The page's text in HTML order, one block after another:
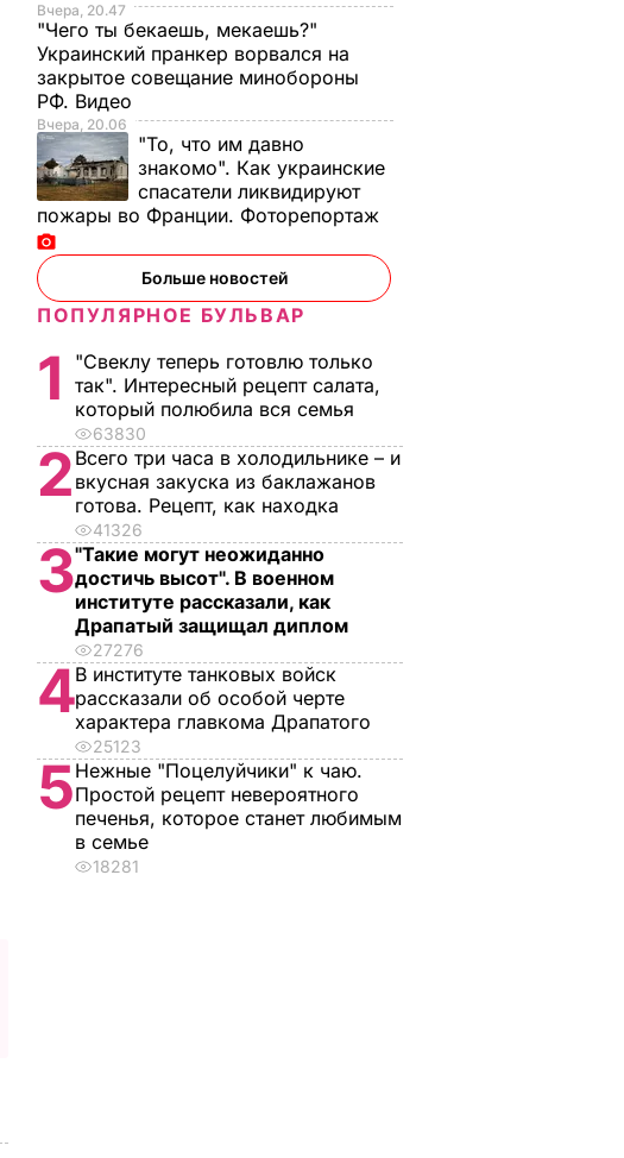
Вчера, 20.47
"Чего ты бекаешь, мекаешь?"
Украинский пранкер ворвался на
закрытое совещание минобороны
РФ. Видео
Вчера, 20.06
"То, что им давно
знакомо". Как украинские
спасатели ликвидируют
пожары во Франции. Фоторепортаж
Больше новостей
ПОПУЛЯРНОЕ БУЛЬВАР
1
"Свеклу теперь готовлю только
так". Интересный рецепт салата,
который полюбила вся семья
63830
2 Всего три часа в холодильнике – и
вкусная закуска из баклажанов
готова. Рецепт, как находка
41326
3"Такие могут неожиданно
достичь высот". В военном
институте рассказали, как
Драпатый защищал диплом
27276
4В институте танковых войск
рассказали об особой черте
характера главкома Драпатого
25123
5Нежные "Поцелуйчики" к чаю.
Простой рецепт невероятного
печенья, которое станет любимым
в семье
18281